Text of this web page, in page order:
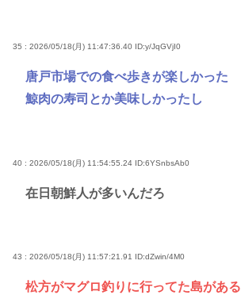
35 : 2026/05/18(月) 11:47:36.40 ID:y/JqGVjI0
唐戸市場での食べ歩きが楽しかった
鯨肉の寿司とか美味しかったし
40 : 2026/05/18(月) 11:54:55.24 ID:6YSnbsAb0
在日朝鮮人が多いんだろ
43 : 2026/05/18(月) 11:57:21.91 ID:dZwin/4M0
松方がマグロ釣りに行ってた島がある